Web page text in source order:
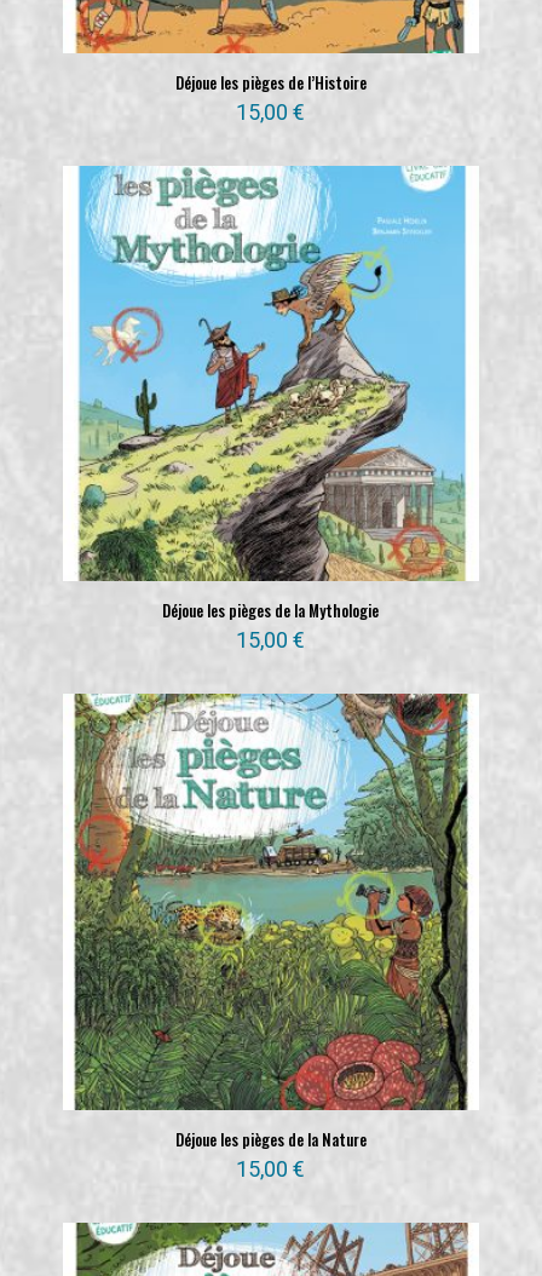
Déjoue les pièges de l’Histoire
15,00€
Déjoue les pièges de la Mythologie
15,00€
Déjoue les pièges de la Nature
15,00€